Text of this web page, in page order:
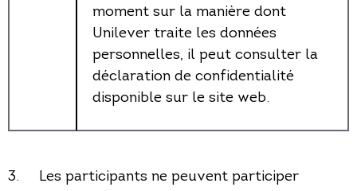
moment sur la manière dont
Unilever traite les données
personnelles, il peut consulter la
déclaration de confidentialité
disponible sur le site web.
3. Les participants ne peuvent participer